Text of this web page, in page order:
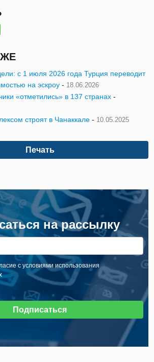
с 1 июля 2026 года Турция переводит
на эскроу - 18.06.2026
«отметились» в 137 странах -
строят в Чанаккале - 10.05.2025
Печать
на рассылку
с условиями использования
Подписаться